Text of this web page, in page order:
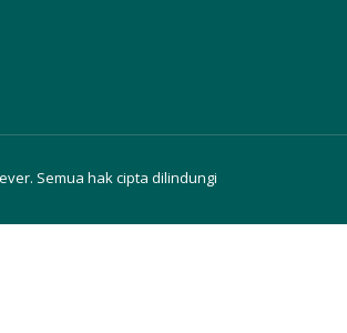
Semua hak cipta dilindungi